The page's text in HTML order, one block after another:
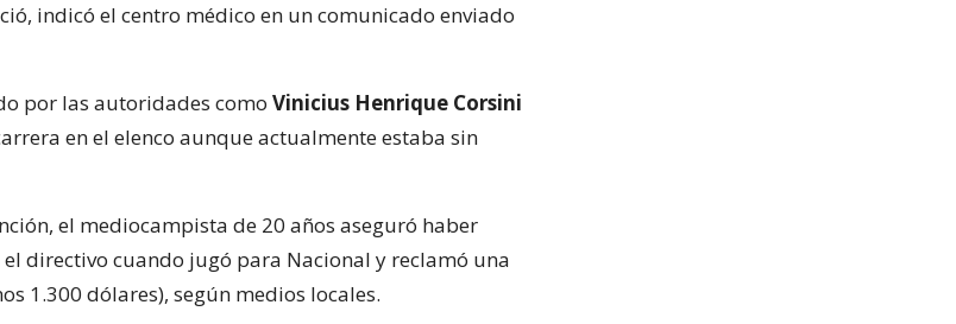
indicó el centro médico en un comunicado enviado
por las autoridades como Vinicius Henrique Corsini
en el elenco aunque actualmente estaba sin
el mediocampista de 20 años aseguró haber
directivo cuando jugó para Nacional y reclamó una
1.300 dólares), según medios locales.